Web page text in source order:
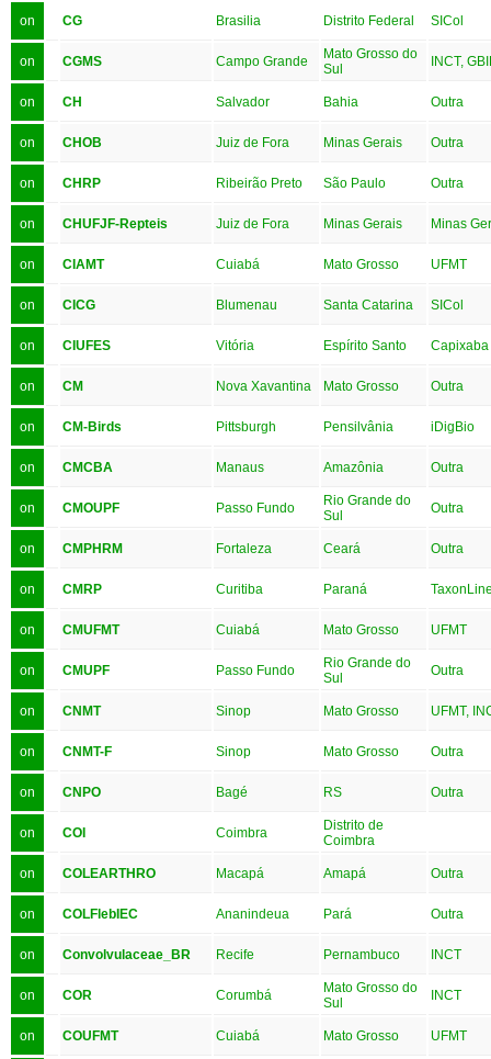
on CG Brasilia Distrito Federal SICol
on CGMS Campo Grande
Mato Grosso do
Sul
INCT,
on CH Salvador Bahia Outra
on CHOB Juiz de Fora Minas Gerais Outra
on CHRP Ribeirão Preto São Paulo Outra
on CHUFJF-Repteis Juiz de Fora Minas Gerais Minas
on CIAMT Cuiabá Mato Grosso UFMT
on CICG Blumenau Santa Catarina SICol
on CIUFES Vitória Espírito Santo Capixaba
on CM Nova Xavantina Mato Grosso Outra
on CM-Birds Pittsburgh Pensilvânia iDigBio
on CMCBA Manaus Amazônia Outra
on CMOUPF Passo Fundo
Rio Grande do
Sul
Outra
on CMPHRM Fortaleza Ceará Outra
on CMRP Curitiba Paraná
on CMUFMT Cuiabá Mato Grosso UFMT
on CMUPF Passo Fundo
Rio Grande do
Sul
Outra
on CNMT Sinop Mato Grosso UFMT,
on CNMT-F Sinop Mato Grosso Outra
on CNPO Bagé RS Outra
on COI Coimbra
Distrito de
Coimbra
on COLEARTHRO Macapá Amapá Outra
on COLFlebIEC Ananindeua Pará Outra
on Convolvulaceae_BR Recife Pernambuco INCT
on COR Corumbá
Mato Grosso do
Sul
INCT
on COUFMT Cuiabá Mato Grosso UFMT